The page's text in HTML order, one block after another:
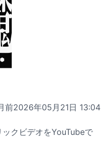
前2026年05月21日 13:04
クビデオをYouTubeで